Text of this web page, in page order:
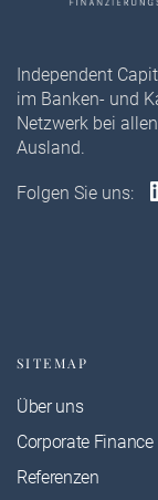
Independent
im Banken- und
Netzwerk bei
Ausland.
Folgen Sie uns:
SITEMAP
Über uns
Corporate Finance
Referenzen